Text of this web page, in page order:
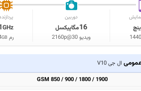
دوربین
16مگاپیکسل
ویدیو 2160p@30
GHz
رمGB
ال جی V10
GSM 850 / 900 / 1800 / 1900